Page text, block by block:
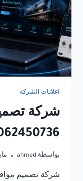
اعلانات الشركة
شركة
بواسطة ahmed مايو
شركة تصميم